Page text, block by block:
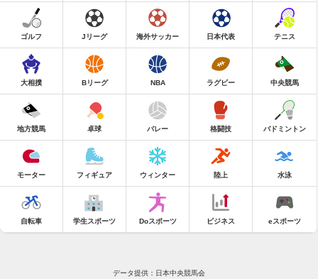
ゴルフ Jリーグ 海外サッカー 日本代表 テニス
大相撲 Bリーグ NBA ラグビー 中央競馬
地方競馬 卓球 バレー 格闘技 バドミントン
モーター フィギュア ウィンター 陸上 水泳
自転車 学生スポーツ Doスポーツ ビジネス eスポーツ
データ提供：日本中央競馬会